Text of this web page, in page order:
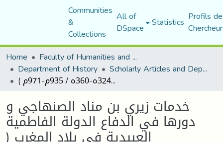
Communities
&
Collections
All of
DSpace Statistics Profils
Home
Faculty of Humanities and Social Sciences
Department of History Scholarly Articles and Department Publications
خدمات زيري بن مناد الصنهاجي و دورها في الدفاع الدولة الفاطمية العبيدية في بلاد المغرب ( 324ه-360ه / 935م-971م )
خدمات زيري بن مناد الصنهاجي و
دورها في الدفاع الدولة الفاطمية